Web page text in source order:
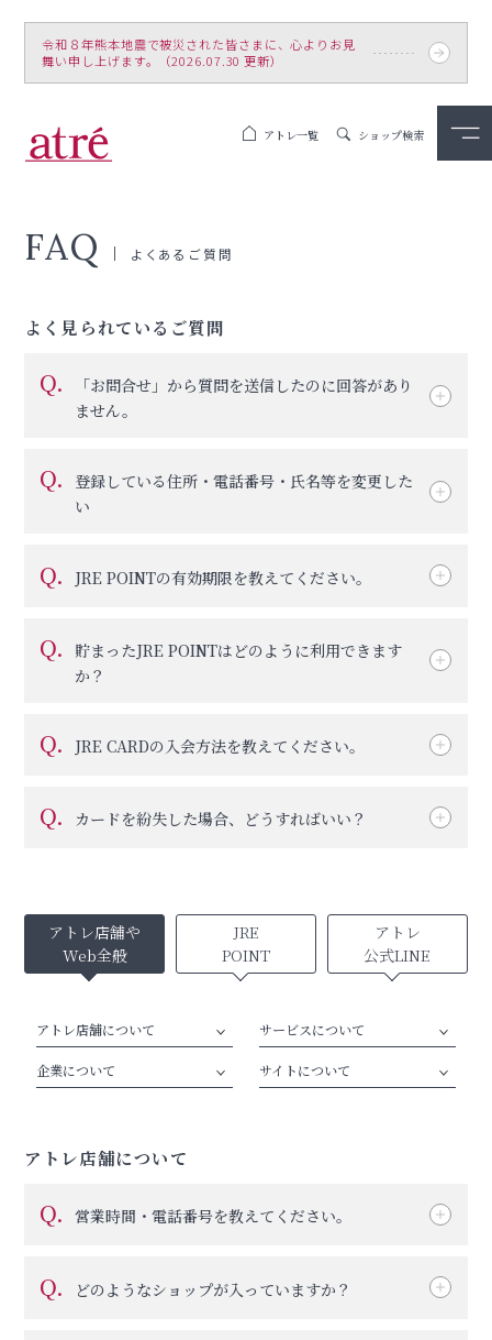
令和８年熊本地震で被災された皆さまに、心よりお見
舞い申し上げます。（2026.07.30 更新）
アトレ一覧 ショップ検索
FAQ よくあるご質問
よく見られているご質問
Q.
「お問合せ」から質問を送信したのに回答があり
ません。
Q.
登録している住所・電話番号・氏名等を変更した
い
Q. JRE POINTの有効期限を教えてください。
Q.
貯まったJRE POINTはどのように利用できます
か？
Q. JRE CARDの入会方法を教えてください。
Q. カードを紛失した場合、どうすればいい？
アトレ店舗や
Web全般
JRE
POINT
アトレ
公式LINE
アトレ店舗について サービスについて
企業について サイトについて
アトレ店舗について
Q. 営業時間・電話番号を教えてください。
Q. どのようなショップが入っていますか？